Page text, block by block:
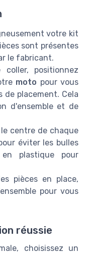
votre kit
sont présentes
le fabricant.
positionnez
moto pour vous
de placement. Cela
d'ensemble et de
centre de chaque
éviter les bulles
plastique pour
pièces en place,
pour vous
réussie
choisissez un